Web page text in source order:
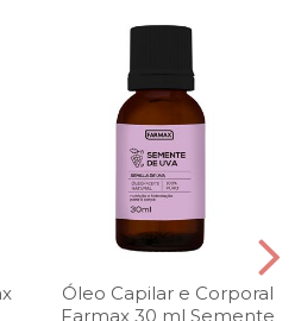
Óleo Capilar e Corporal
Farmax 30 ml Semente